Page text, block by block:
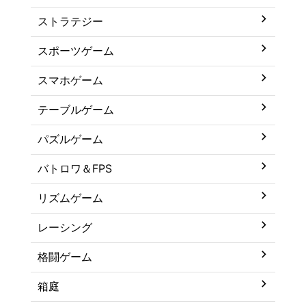
ストラテジー
スポーツゲーム
スマホゲーム
テーブルゲーム
パズルゲーム
バトロワ＆FPS
リズムゲーム
レーシング
格闘ゲーム
箱庭